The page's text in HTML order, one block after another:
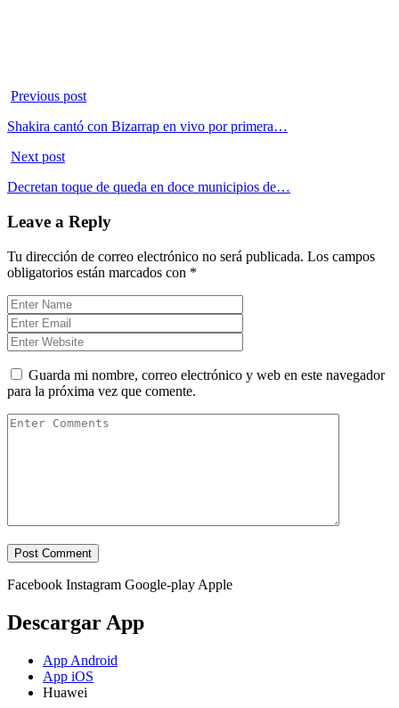
Previous post
Shakira cantó con Bizarrap en vivo por primera…
Next post
Decretan toque de queda en doce municipios de…
Leave a Reply
Tu dirección de correo electrónico no será publicada. Los campos
obligatorios están marcados con *
Guarda mi nombre, correo electrónico y web en este navegador
para la próxima vez que comente.
Facebook Instagram Google-play Apple
Descargar App
App Android
App iOS
Huawei